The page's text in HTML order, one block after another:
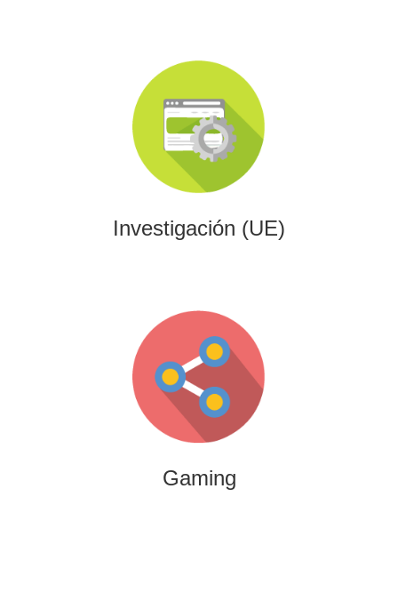
Investigación (UE)
Investigación (UE)
Impulsamos proyectos de I+D+i alineados con programas
europeos, conectando innovación tecnológica con
financiación estratégica.
Gaming
Gaming
Desarrollamos experiencias interactivas y videojuegos
que combinan entretenimiento, innovación y engagement
para marcas y audiencias.